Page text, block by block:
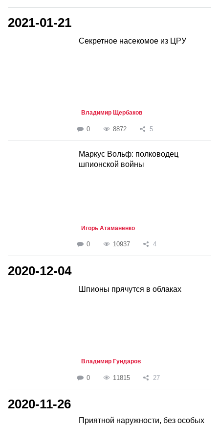
2021-01-21
Секретное насекомое из ЦРУ
Владимир Щербаков
0 8872 5
Маркус Вольф: полководец
шпионской войны
Игорь Атаманенко
0 10937 4
2020-12-04
Шпионы прячутся в облаках
Владимир Гундаров
0 11815 27
2020-11-26
Приятной наружности, без особых